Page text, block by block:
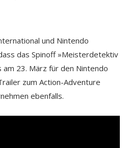
und Nintendo
das Spinoff »Meisterdetektiv
am 23. März für den Nintendo
zum Action-Adventure
ebenfalls.